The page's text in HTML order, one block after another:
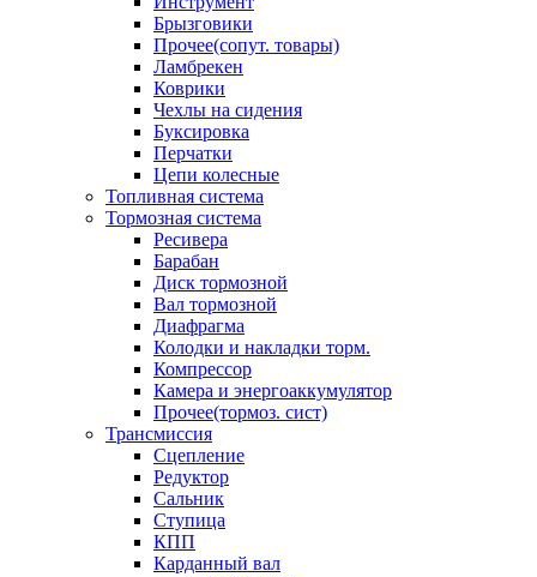
Брызговики
Прочее(сопут. товары)
Ламбрекен
Коврики
Чехлы на сидения
Буксировка
Перчатки
Цепи колесные
Топливная система
Тормозная система
Ресивера
Барабан
Диск тормозной
Вал тормозной
Диафрагма
Колодки и накладки торм.
Компрессор
Камера и энергоаккумулятор
Прочее(тормоз. сист)
Трансмиссия
Сцепление
Редуктор
Сальник
Ступица
КПП
Карданный вал